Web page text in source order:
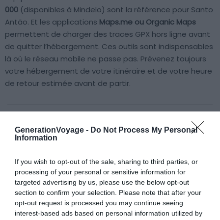
GenerationVoyage - Do Not Process My Personal
Information
If you wish to opt-out of the sale, sharing to third parties, or
processing of your personal or sensitive information for
targeted advertising by us, please use the below opt-out
section to confirm your selection. Please note that after your
opt-out request is processed you may continue seeing
interest-based ads based on personal information utilized by
000 (disponibles à Mindelo) sont la référence pour Santo
Antão. Et les applications Maps.me ou Organic Maps
permettent de charger des traces GPX hors ligne avant
de quitter l’hébergement. Ces outils sont indispensables
là où le réseau mobile ne passe pas. Prévenez toujours
votre hébergement de votre itinéraire et de votre heure
de retour estimée avant de partir.
À lire aussi sur le guide Cap-Vert :
Visiter le Cap-Vert : 7 incontournables à faire et voir
Sur quelle île loger au Cap Vert ?
Les 9 meilleurs spots de plongée au Cap Vert